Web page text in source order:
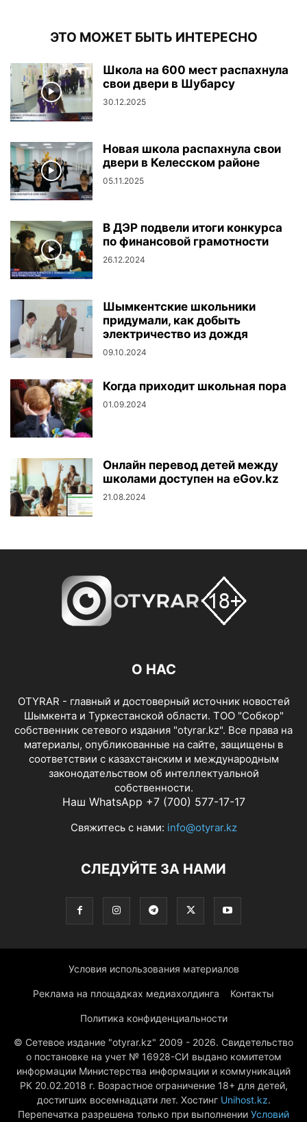
ЭТО МОЖЕТ БЫТЬ ИНТЕРЕСНО
Школа на 600 мест распахнула
свои двери в Шубарсу
30.12.2025
Новая школа распахнула свои
двери в Келесском районе
05.11.2025
В ДЭР подвели итоги конкурса
по финансовой грамотности
26.12.2024
Шымкентские школьники
придумали, как добыть
электричество из дождя
09.10.2024
Когда приходит школьная пора
01.09.2024
Онлайн перевод детей между
школами доступен на eGov.kz
21.08.2024
О НАС
OTYRAR - главный и достоверный источник новостей
Шымкента и Туркестанской области. ТОО "Собкор"
собственник сетевого издания "otyrar.kz". Все права на
материалы, опубликованные на сайте, защищены в
соответствии с казахстанским и международным
законодательством об интеллектуальной
собственности.
Наш WhatsApp +7 (700) 577-17-17
Свяжитесь с нами: info@otyrar.kz
СЛЕДУЙТЕ ЗА НАМИ
Условия использования материалов
Реклама на площадках медиахолдинга Контакты
Политика конфиденциальности
© Сетевое издание "otyrar.kz" 2009 - 2026. Свидетельство
о постановке на учет № 16928-СИ выдано комитетом
информации Министерства информации и коммуникаций
РК 20.02.2018 г. Возрастное ограничение 18+ для детей,
достигших восемнадцати лет. Хостинг Unihost.kz.
Перепечатка разрешена только при выполнении Условий